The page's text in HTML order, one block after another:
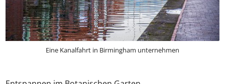
Eine Kanalfahrt in Birmingham unternehmen
Entspannen im Botanischen Garten